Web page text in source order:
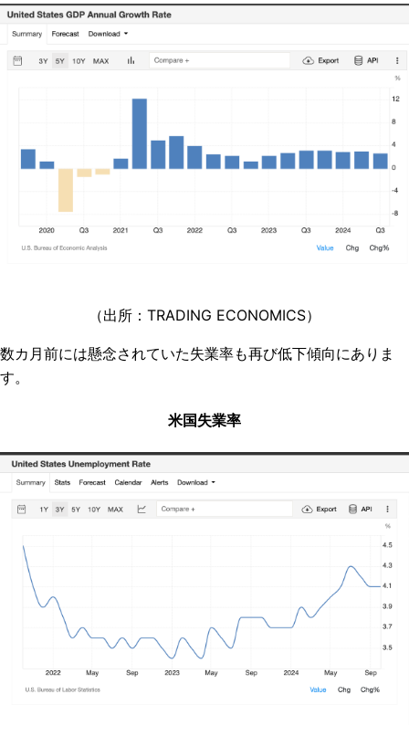
（出所：TRADING ECONOMICS）
数カ月前には懸念されていた失業率も再び低下傾向にありま
す。
米国失業率